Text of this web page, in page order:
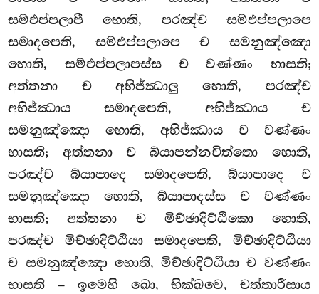
සම්ඵප්පලාපී හොති, පරඤ්ච සම්ඵප්පලාපෙ
සමාදපෙති, සම්ඵප්පලාපෙ ච සමනුඤ්ඤො
හොති, සම්ඵප්පලාපස්ස ච වණ්ණං භාසති;
අත්තනා ච අභිජ්ඣාලු හොති, පරඤ්ච
අභිජ්ඣාය සමාදපෙති, අභිජ්ඣාය ච
සමනුඤ්ඤො හොති, අභිජ්ඣාය ච වණ්ණං
භාසති; අත්තනා ච බ්යාපන්නචිත්තො හොති,
පරඤ්ච බ්යාපාදෙ සමාදපෙති, බ්යාපාදෙ ච
සමනුඤ්ඤො හොති, බ්යාපාදස්ස ච වණ්ණං
භාසති; අත්තනා ච මිච්ඡාදිට්ඨිකො හොති,
පරඤ්ච මිච්ඡාදිට්ඨියා සමාදපෙති, මිච්ඡාදිට්ඨියා
ච සමනුඤ්ඤො හොති, මිච්ඡාදිට්ඨියා ච වණ්ණං
භාසති – ඉමෙහි ඛො, භික්ඛවෙ, චත්තාරීසාය